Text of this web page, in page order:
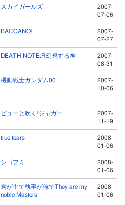
スカイガールズ
2007-
07-06
BACCANO!
2007-
07-27
DEATH NOTE:R幻視する神
2007-
08-31
機動戦士ガンダム00
2007-
10-06
ピューと吹く!ジャガー
2007-
11-19
true tears
2008-
01-06
シゴフミ
2008-
01-06
君が主で執事が俺でThey are my
noble Masters
2008-
01-06